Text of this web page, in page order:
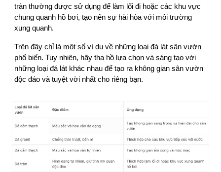
tràn thường được sử dụng để làm lối đi hoặc các khu vực
chung quanh hồ bơi, tạo nên sự hài hòa với môi trường
xung quanh.
Trên đây chỉ là một số ví dụ về những loại đá lát sân vườn
phổ biến. Tuy nhiên, hãy tha hồ lựa chọn và sáng tạo với
những loại đá lát khác nhau để tạo ra không gian sân vườn
độc đáo và tuyệt vời nhất cho riêng bạn.